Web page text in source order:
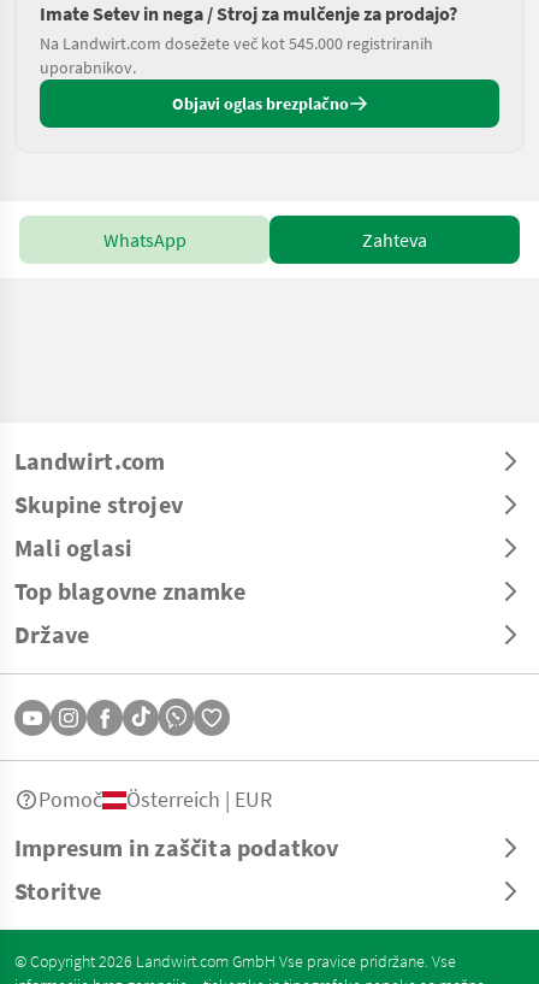
Imate Setev in nega / Stroj za mulčenje za prodajo?
Na Landwirt.com dosežete več kot 545.000 registriranih
uporabnikov.
Objavi oglas brezplačno
WhatsApp Zahteva
Landwirt.com
Skupine strojev
Mali oglasi
Top blagovne znamke
Države
Impresum in zaščita podatkov
Storitve
Pomoč Österreich | EUR
© Copyright 2026 Landwirt.com GmbH Vse pravice pridržane. Vse